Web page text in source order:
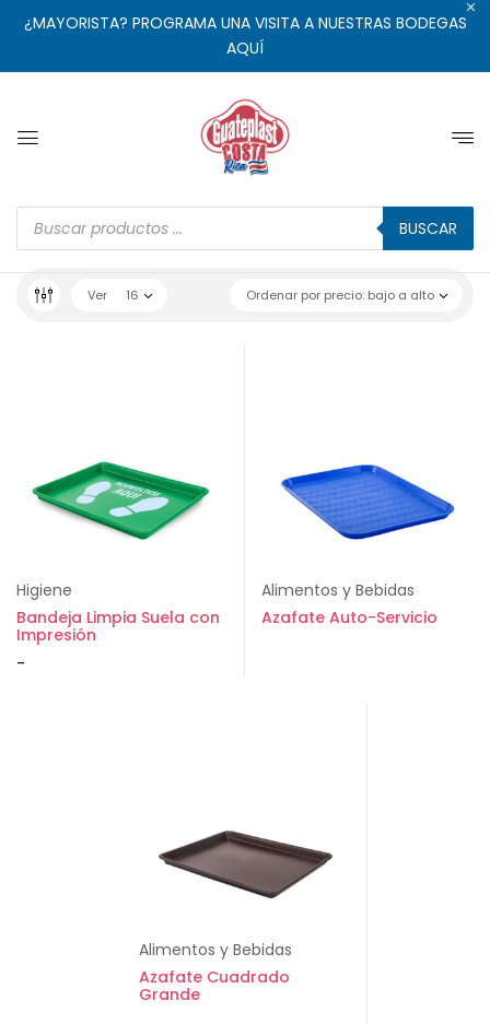
¿MAYORISTA? PROGRAMA UNA VISITA A NUESTRAS BODEGAS
AQUÍ
BUSCAR
Ordenar por precio: bajo a alto
Ver 16
Higiene
Bandeja Limpia Suela con
Impresión
-
Alimentos y Bebidas
Azafate Auto-Servicio
Alimentos y Bebidas
Azafate Cuadrado
Grande